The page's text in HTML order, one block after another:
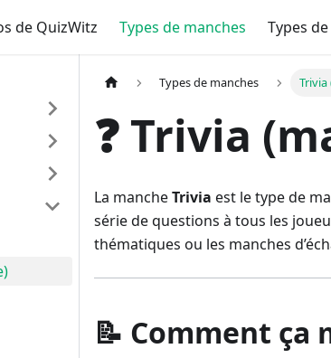
de QuizWitz Types de manches Types
Types de manches Trivia
❓ Trivia
La mancheTrivia est le type de
série de questions à tous les
thématiques ou les manches
📝 Comment ça